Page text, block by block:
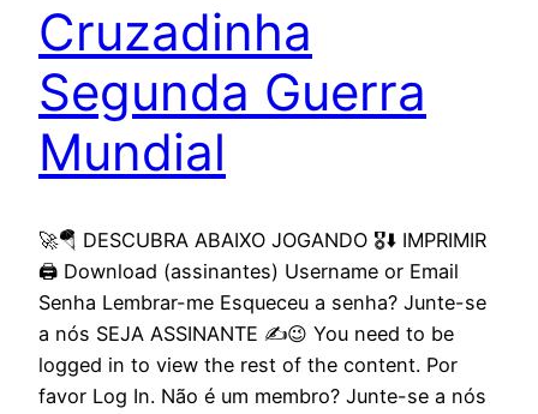
Cruzadinha
Segunda Guerra
Mundial
🚀🪂 DESCUBRA ABAIXO JOGANDO 🎖️⬇️ IMPRIMIR
🖨️ Download (assinantes) Username or Email
Senha Lembrar-me Esqueceu a senha? Junte-se
a nós SEJA ASSINANTE ✍️😉 You need to be
logged in to view the rest of the content. Por
favor Log In. Não é um membro? Junte-se a nós